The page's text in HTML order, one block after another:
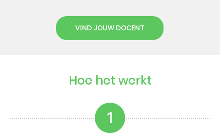
VIND JOUW DOCENT
Hoe het werkt
1